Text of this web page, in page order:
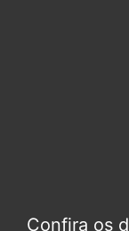
Confira os